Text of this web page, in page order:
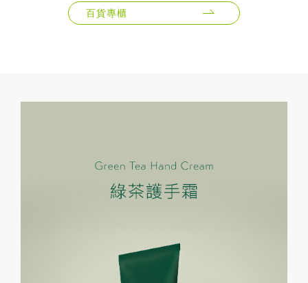
百貨專櫃